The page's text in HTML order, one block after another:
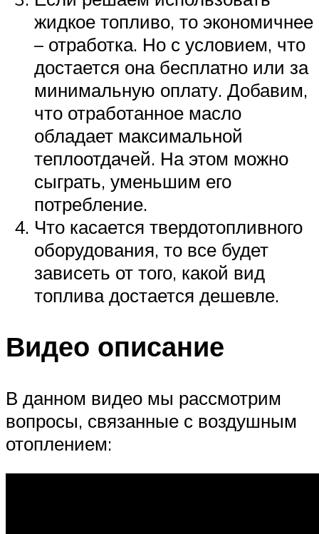
жидкое топливо, то экономичнее
– отработка. Но с условием, что
достается она бесплатно или за
минимальную оплату. Добавим,
что отработанное масло
обладает максимальной
теплоотдачей. На этом можно
сыграть, уменьшим его
потребление.
Что касается твердотопливного
оборудования, то все будет
зависеть от того, какой вид
топлива достается дешевле.
Видео описание
В данном видео мы рассмотрим
вопросы, связанные с воздушным
отоплением: